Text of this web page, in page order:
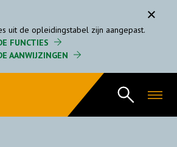
uit de opleidingstabel zijn aangepast.
FUNCTIES
AANWIJZINGEN